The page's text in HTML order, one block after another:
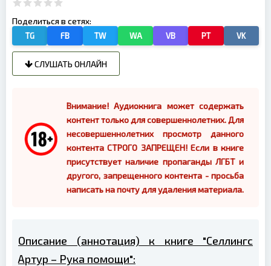
Поделиться в сетях:
TG FB TW WA VB PT VK
СЛУШАТЬ ОНЛАЙН
Внимание! Аудиокнига может содержать
контент только для совершеннолетних. Для
несовершеннолетних просмотр данного
контента СТРОГО ЗАПРЕЩЕН! Если в книге
присутствует наличие пропаганды ЛГБТ и
другого, запрещенного контента - просьба
написать на почту для удаления материала.
Описание (аннотация) к книге "Селлингс
Артур – Рука помощи":